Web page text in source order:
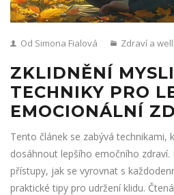
Od Simona Fialová Zdraví a
ZKLIDNĚNÍ
TECHNIKY PRO
EMOCIONÁLNÍ
Tento článek se zabývá technikami,
dosáhnout lepšího emočního
přístupy, jak se vyrovnat s
praktické tipy pro udržení klidu.